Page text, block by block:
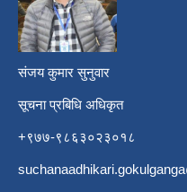
संजय कुमार सुनुवार
सूचना प्रबिधि अधिकृत
+९७७-९८६३०२३०१८